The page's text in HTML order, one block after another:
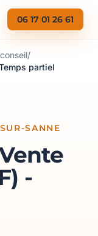
06 17 01 26 61
/
partiel
SANNE
-